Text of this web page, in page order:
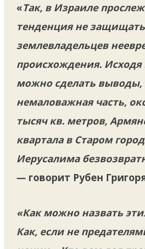
«Так, в Израиле
тенденция не
землевладельцев
происхождения. Исходя
можно сделать выводы,
немаловажная часть,
тысяч кв. метров,
квартала в Старом
Иерусалима
— говорит Рубен
«Как можно назвать
Как, если не